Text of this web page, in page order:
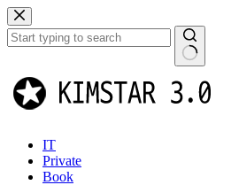
본
문
으
건
너
과
없
IT
Private
Book